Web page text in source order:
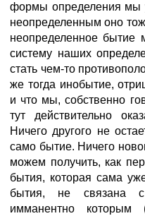
формы определения мы
неопределенным оно
неопределенное
систему наших
стать чем-то
же тогда инобытие,
и что мы, собственно
тут действительно
Ничего другого не
само бытие. Ничего
можем получить, как
бытия, которая сама
бытия, не связана
имманентно